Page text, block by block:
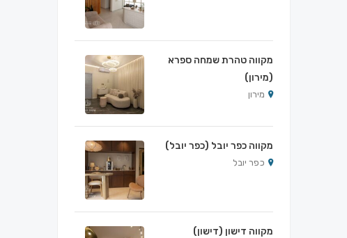
מקווה טהרת שמחה ספרא
(מירון)
מירון
מקווה כפר יובל (כפר יובל)
כפר יובל
מקווה דישון (דישון)